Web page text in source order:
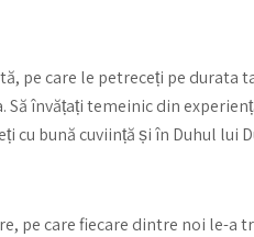
pe care le petreceți pe durata
învățați temeinic din
cu bună cuviință și în Duhul lui
pe care fiecare dintre noi le-a